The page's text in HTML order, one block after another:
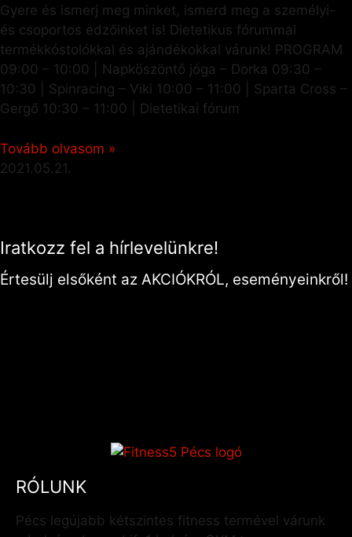
Gyere és ismerj meg minket, ismerd meg a személyi-
és csoportos edzőinket is! Dietetikus fórummal
termékkóstolókkal és ajándékokkal várunk! PROGRAM
09:00 – 10:00 | Napköszöntő jóga – Dorka 09:30 –
10:30 | Spinracing – Viki 10:00 – 11:00 | Sparta Cross –
Gergő 10:30 – 11:00 | Dietetikai fórum
Tovább olvasom »
2021.05.21.
Iratkozz fel a hírlevelünkre!
Értesülj elsőként az AKCIÓKRÓL, eseményeinkről!
RÓLUNK
Pécs legújabb kétszintes fitness termével várunk